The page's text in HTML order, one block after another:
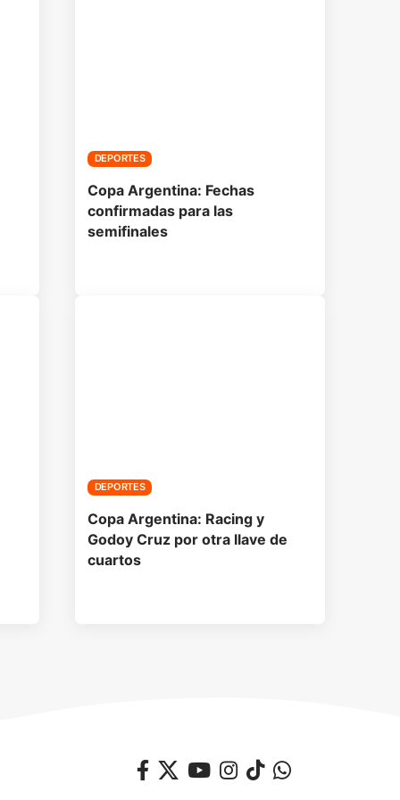
DEPORTES
Copa Argentina: Fechas
confirmadas para las
semifinales
DEPORTES
Copa Argentina: Racing y
Godoy Cruz por otra llave de
cuartos